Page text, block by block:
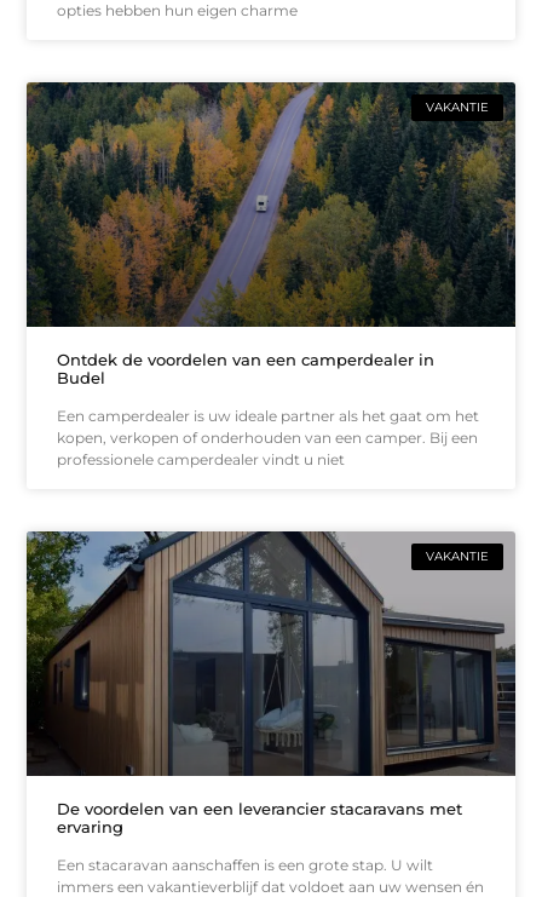
opties hebben hun eigen charme
VAKANTIE
Ontdek de voordelen van een camperdealer in
Budel
Een camperdealer is uw ideale partner als het gaat om het
kopen, verkopen of onderhouden van een camper. Bij een
professionele camperdealer vindt u niet
VAKANTIE
De voordelen van een leverancier stacaravans met
ervaring
Een stacaravan aanschaffen is een grote stap. U wilt
immers een vakantieverblijf dat voldoet aan uw wensen én